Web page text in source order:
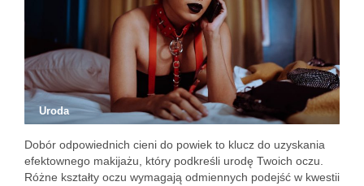
Uroda
Dobór odpowiednich cieni do powiek to klucz do uzyskania
efektownego makijażu, który podkreśli urodę Twoich oczu.
Różne kształty oczu wymagają odmiennych podejść w kwestii